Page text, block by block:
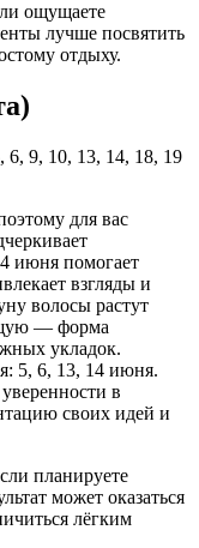
ощущаете
лучше посвятить
отдыху.
9, 10, 13, 14, 18, 19
для вас
июня помогает
взгляды и
волосы растут
— форма
укладок.
5, 6, 13, 14 июня.
в
своих идей и
планируете
может оказаться
лёгким